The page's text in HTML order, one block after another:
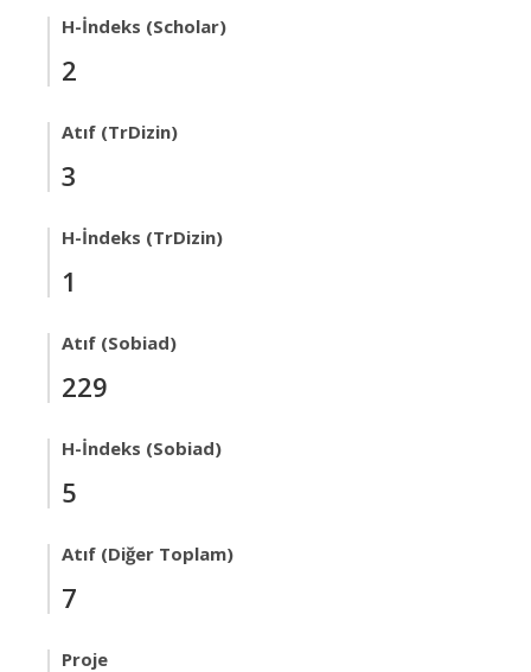
H-İndeks (Scholar)
2
Atıf (TrDizin)
3
H-İndeks (TrDizin)
1
Atıf (Sobiad)
229
H-İndeks (Sobiad)
5
Atıf (Diğer Toplam)
7
Proje